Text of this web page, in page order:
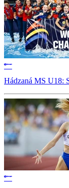
Hádzaná MS U18: